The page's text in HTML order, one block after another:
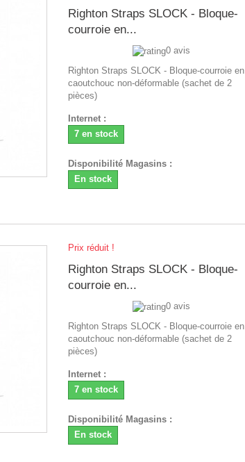
Righton Straps SLOCK - Bloque-
courroie en...
0 avis
Righton Straps SLOCK - Bloque-courroie en
caoutchouc non-déformable (sachet de 2
pièces)
Internet :
7 en stock
Disponibilité Magasins :
En stock
Prix réduit !
Righton Straps SLOCK - Bloque-
courroie en...
0 avis
Righton Straps SLOCK - Bloque-courroie en
caoutchouc non-déformable (sachet de 2
pièces)
Internet :
7 en stock
Disponibilité Magasins :
En stock